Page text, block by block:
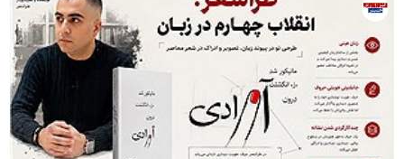
روابط
عمومی
خبرگزاری
گزارش
خبر